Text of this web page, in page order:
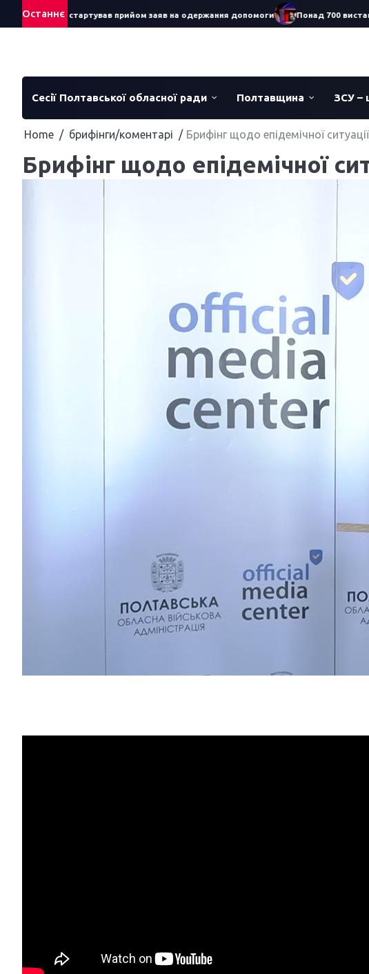
Останнє
– 2026: стартував прийом заяв на одержання допомоги Понад 700 вистав за
Сесії Полтавської обласної ради Полтавщина ЗСУ –
Home брифінги/коментарі Брифінг щодо епідемічної
Брифінг щодо епідемічної